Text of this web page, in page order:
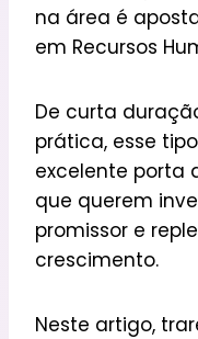
na área é
em Recursos
De curta
prática, esse
excelente porta
que querem
promissor e
crescimento.
Neste artigo,